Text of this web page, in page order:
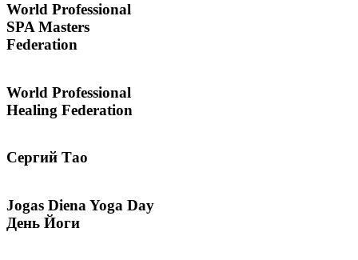
World Professional
SPA Masters
Federation
World Professional
Healing Federation
Сергий Тао
Jogas Diena Yoga Day
День Йоги